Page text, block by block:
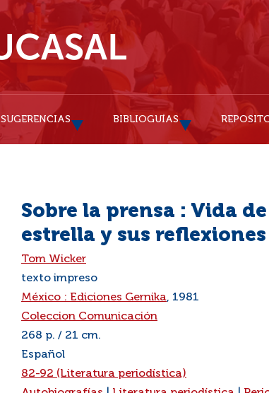
SUGERENCIAS BIBLIOGUÍAS
Sobre la prensa : Vida
estrella y sus
Tom Wicker
texto impreso
México : Ediciones Gernika, 1981
Coleccion Comunicación
268 p. / 21 cm.
Español
82-92 (Literatura periodística)